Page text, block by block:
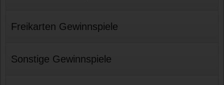
Freikarten Gewinnspiele
Sonstige Gewinnspiele